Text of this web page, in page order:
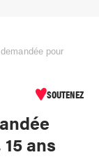
pour
SOUTENEZ
ans